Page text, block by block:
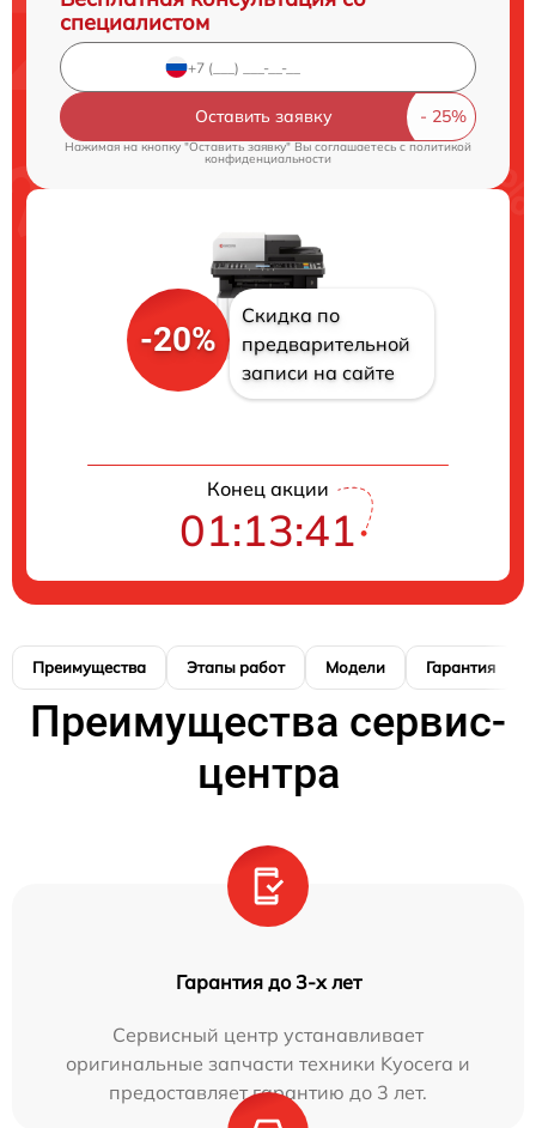
специалистом
Оставить заявку
Нажимая на кнопку "Оставить заявку" Вы соглашаетесь cполитикой
конфиденциальности
-20%
Скидка по
предварительной
записи на сайте
Конец акции
01:13:40
Преимущества Этапы работ Модели Гарантия
Преимущества сервис-
центра
Гарантия до 3-х лет
Сервисный центр устанавливает
оригинальные запчасти техники Kyocera и
предоставляет гарантию до 3 лет.